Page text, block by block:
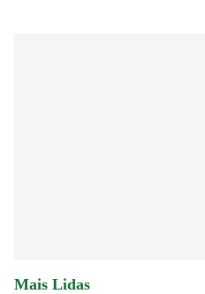
Mais Lidas